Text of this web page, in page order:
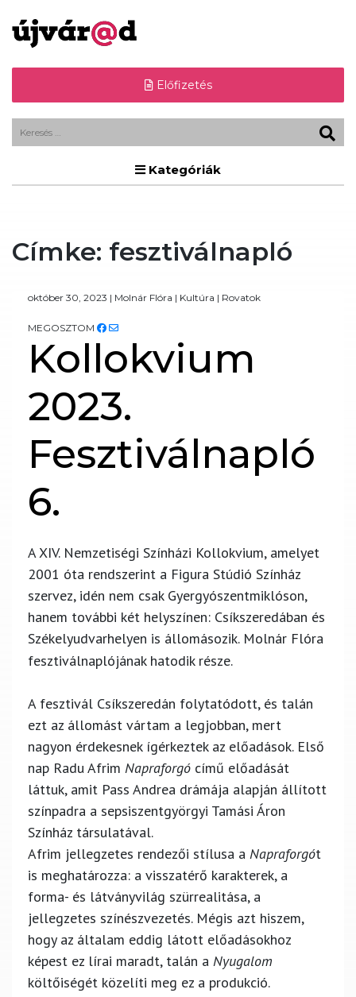
Előfizetés
Kategóriák
Címke: fesztiválnapló
október 30, 2023 | Molnár Flóra | Kultúra | Rovatok
MEGOSZTOM
Kollokvium
2023.
Fesztiválnapló
6.
A XIV. Nemzetiségi Színházi Kollokvium, amelyet
2001 óta rendszerint a Figura Stúdió Színház
szervez, idén nem csak Gyergyószentmiklóson,
hanem további két helyszínen: Csíkszeredában és
Székelyudvarhelyen is állomásozik. Molnár Flóra
fesztiválnaplójának hatodik része.
A fesztivál Csíkszeredán folytatódott, és talán
ezt az állomást vártam a legjobban, mert
nagyon érdekesnek ígérkeztek az előadások. Első
nap Radu Afrim Napraforgó című előadását
láttuk, amit Pass Andrea drámája alapján állított
színpadra a sepsiszentgyörgyi Tamási Áron
Színház társulatával.
Afrim jellegzetes rendezői stílusa a Napraforgót
is meghatározza: a visszatérő karakterek, a
forma- és látványvilág szürrealitása, a
jellegzetes színészvezetés. Mégis azt hiszem,
hogy az általam eddig látott előadásokhoz
képest ez lírai maradt, talán a Nyugalom
költőiségét közelíti meg ez a produkció.